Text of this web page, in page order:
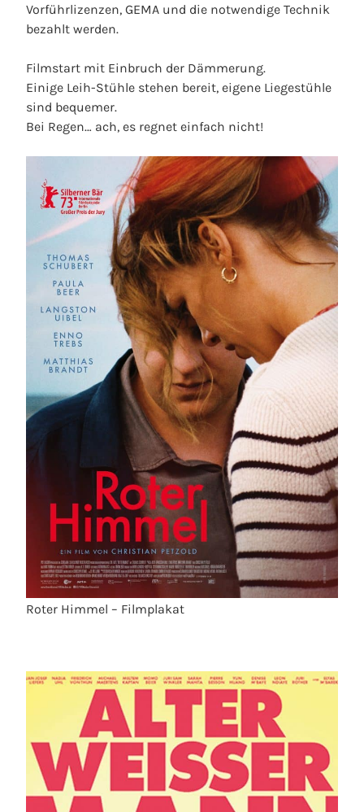
Vorführlizenzen, GEMA und die notwendige Technik
bezahlt werden.
Filmstart mit Einbruch der Dämmerung.
Einige Leih-Stühle stehen bereit, eigene Liegestühle
sind bequemer.
Bei Regen… ach, es regnet einfach nicht!
Roter Himmel – Filmplakat